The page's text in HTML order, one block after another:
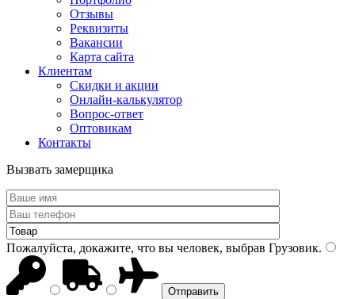
Отзывы
Реквизиты
Вакансии
Карта сайта
Клиентам
Скидки и акции
Онлайн-калькулятор
Вопрос-ответ
Оптовикам
Контакты
Вызвать замерщика
Пожалуйста, докажите, что вы человек, выбрав Грузовик.